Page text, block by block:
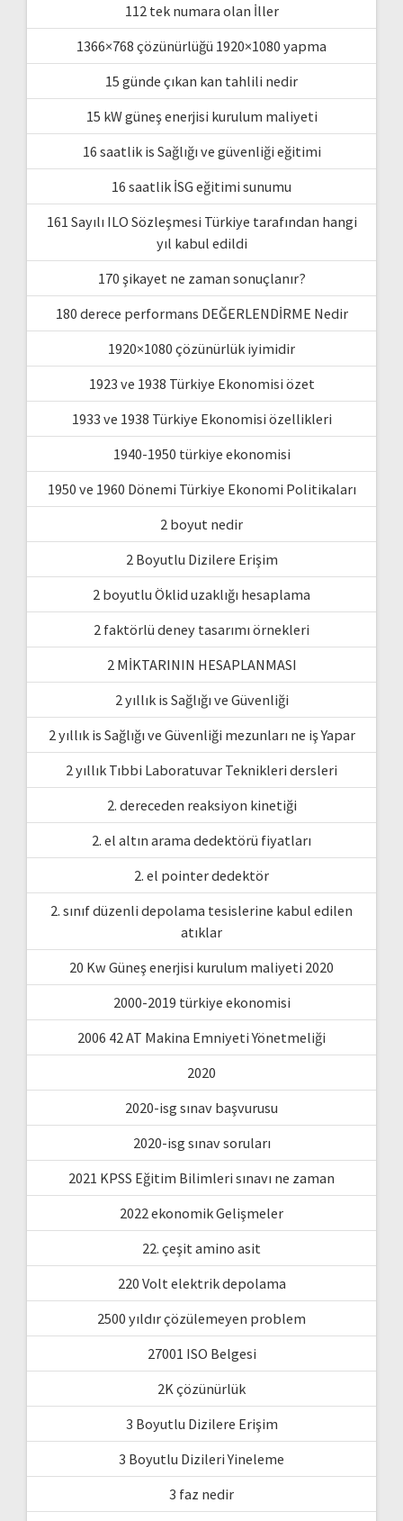
112 tek numara olan İller
1366×768 çözünürlüğü 1920×1080 yapma
15 günde çıkan kan tahlili nedir
15 kW güneş enerjisi kurulum maliyeti
16 saatlik is Sağlığı ve güvenliği eğitimi
16 saatlik İSG eğitimi sunumu
161 Sayılı ILO Sözleşmesi Türkiye tarafından hangi
yıl kabul edildi
170 şikayet ne zaman sonuçlanır?
180 derece performans DEĞERLENDİRME Nedir
1920×1080 çözünürlük iyimidir
1923 ve 1938 Türkiye Ekonomisi özet
1933 ve 1938 Türkiye Ekonomisi özellikleri
1940-1950 türkiye ekonomisi
1950 ve 1960 Dönemi Türkiye Ekonomi Politikaları
2 boyut nedir
2 Boyutlu Dizilere Erişim
2 boyutlu Öklid uzaklığı hesaplama
2 faktörlü deney tasarımı örnekleri
2 MİKTARININ HESAPLANMASI
2 yıllık is Sağlığı ve Güvenliği
2 yıllık is Sağlığı ve Güvenliği mezunları ne iş Yapar
2 yıllık Tıbbi Laboratuvar Teknikleri dersleri
2. dereceden reaksiyon kinetiği
2. el altın arama dedektörü fiyatları
2. el pointer dedektör
2. sınıf düzenli depolama tesislerine kabul edilen
atıklar
20 Kw Güneş enerjisi kurulum maliyeti 2020
2000-2019 türkiye ekonomisi
2006 42 AT Makina Emniyeti Yönetmeliği
2020
2020-isg sınav başvurusu
2020-isg sınav soruları
2021 KPSS Eğitim Bilimleri sınavı ne zaman
2022 ekonomik Gelişmeler
22. çeşit amino asit
220 Volt elektrik depolama
2500 yıldır çözülemeyen problem
27001 ISO Belgesi
2K çözünürlük
3 Boyutlu Dizilere Erişim
3 Boyutlu Dizileri Yineleme
3 faz nedir